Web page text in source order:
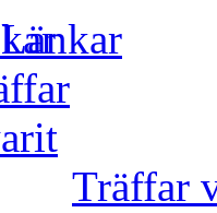
Länkar
Träffar